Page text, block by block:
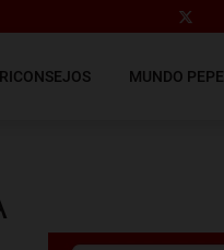
MUNDO PEPE